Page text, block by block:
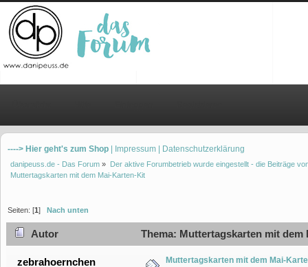
----> Hier geht's zum Shop | Impressum | Datenschutzerklärung
danipeuss.de - Das Forum » Der aktive Forumbetrieb wurde eingestellt - die Beiträge
Muttertagskarten mit dem Mai-Karten-Kit
Seiten: [1] Nach unten
Autor Thema: Muttertagskarten mit
zebrahoernchen Muttertagskarten mit dem Mai-